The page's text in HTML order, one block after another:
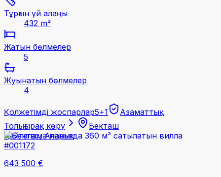
Тұрғын үй алаңы
432 m²
Жатын бөлмелер
5
Жуынатын бөлмелер
4
Қолжетімді жоспарлар5+1
Азаматтық
Толығырақ көру
Бекташ
Қайталама нарық
#001172
643 500 €